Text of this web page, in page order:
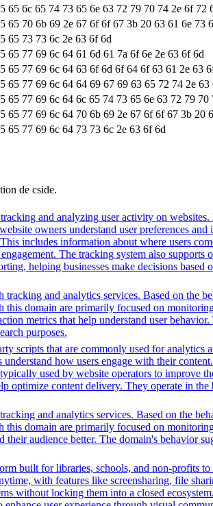
65 6c 65 74 73 65 6e 63 72 79 70 74 2e 6f 72
65 70 6b 69 2e 67 6f 6f 67 3b 20 63 61 6e
65 73 73 6c 2e 63 6f 6d
65 77 69 6c 64 61 6d 61 7a 6f 6e 2e 63 6f 6d
65 77 69 6c 64 63 6f 6d 6f 64 6f 63 61 2e 63
65 77 69 6c 64 64 69 67 69 63 65 72 74 2e
65 77 69 6c 64 6c 65 74 73 65 6e 63 72 79 70
65 77 69 6c 64 70 6b 69 2e 67 6f 6f 67 3b
65 77 69 6c 64 73 73 6c 2e 63 6f 6d
de cside.
and analyzing user activity on
owners understand user preferences
includes information about where users
The tracking system also
helping businesses make decisions
tracking and analytics services. Based on
this domain are primarily focused on
metrics that help understand user
purposes.
scripts that are commonly used for
how users engage with their
used by website operators to improve
optimize content delivery. They operate in
and analytics services. Based on the
this domain are primarily focused on
audience better. The domain's behavior
built for libraries, schools, and non-profits
with features like screensharing, file
without locking them into a closed